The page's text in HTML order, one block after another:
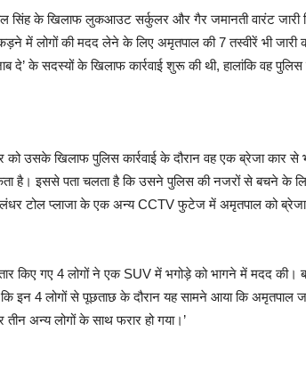
सिंह के खिलाफ लुकआउट सर्कुलर और गैर जमानती वारंट जारी
में लोगों की मदद लेने के लिए अमृतपाल की 7 तस्वीरें भी
के सदस्यों के खिलाफ कार्रवाई शुरू की थी, हालांकि वह
उसके खिलाफ पुलिस कार्रवाई के दौरान वह एक ब्रेजा कार
है। इससे पता चलता है कि उसने पुलिस की नजरों से बचने
टोल प्लाजा के एक अन्य CCTV फुटेज में अमृतपाल को ब्रेजा
किए गए 4 लोगों ने एक SUV में भगोड़े को भागने में मदद
इन 4 लोगों से पूछताछ के दौरान यह सामने आया कि अमृतपाल
अन्य लोगों के साथ फरार हो गया।’